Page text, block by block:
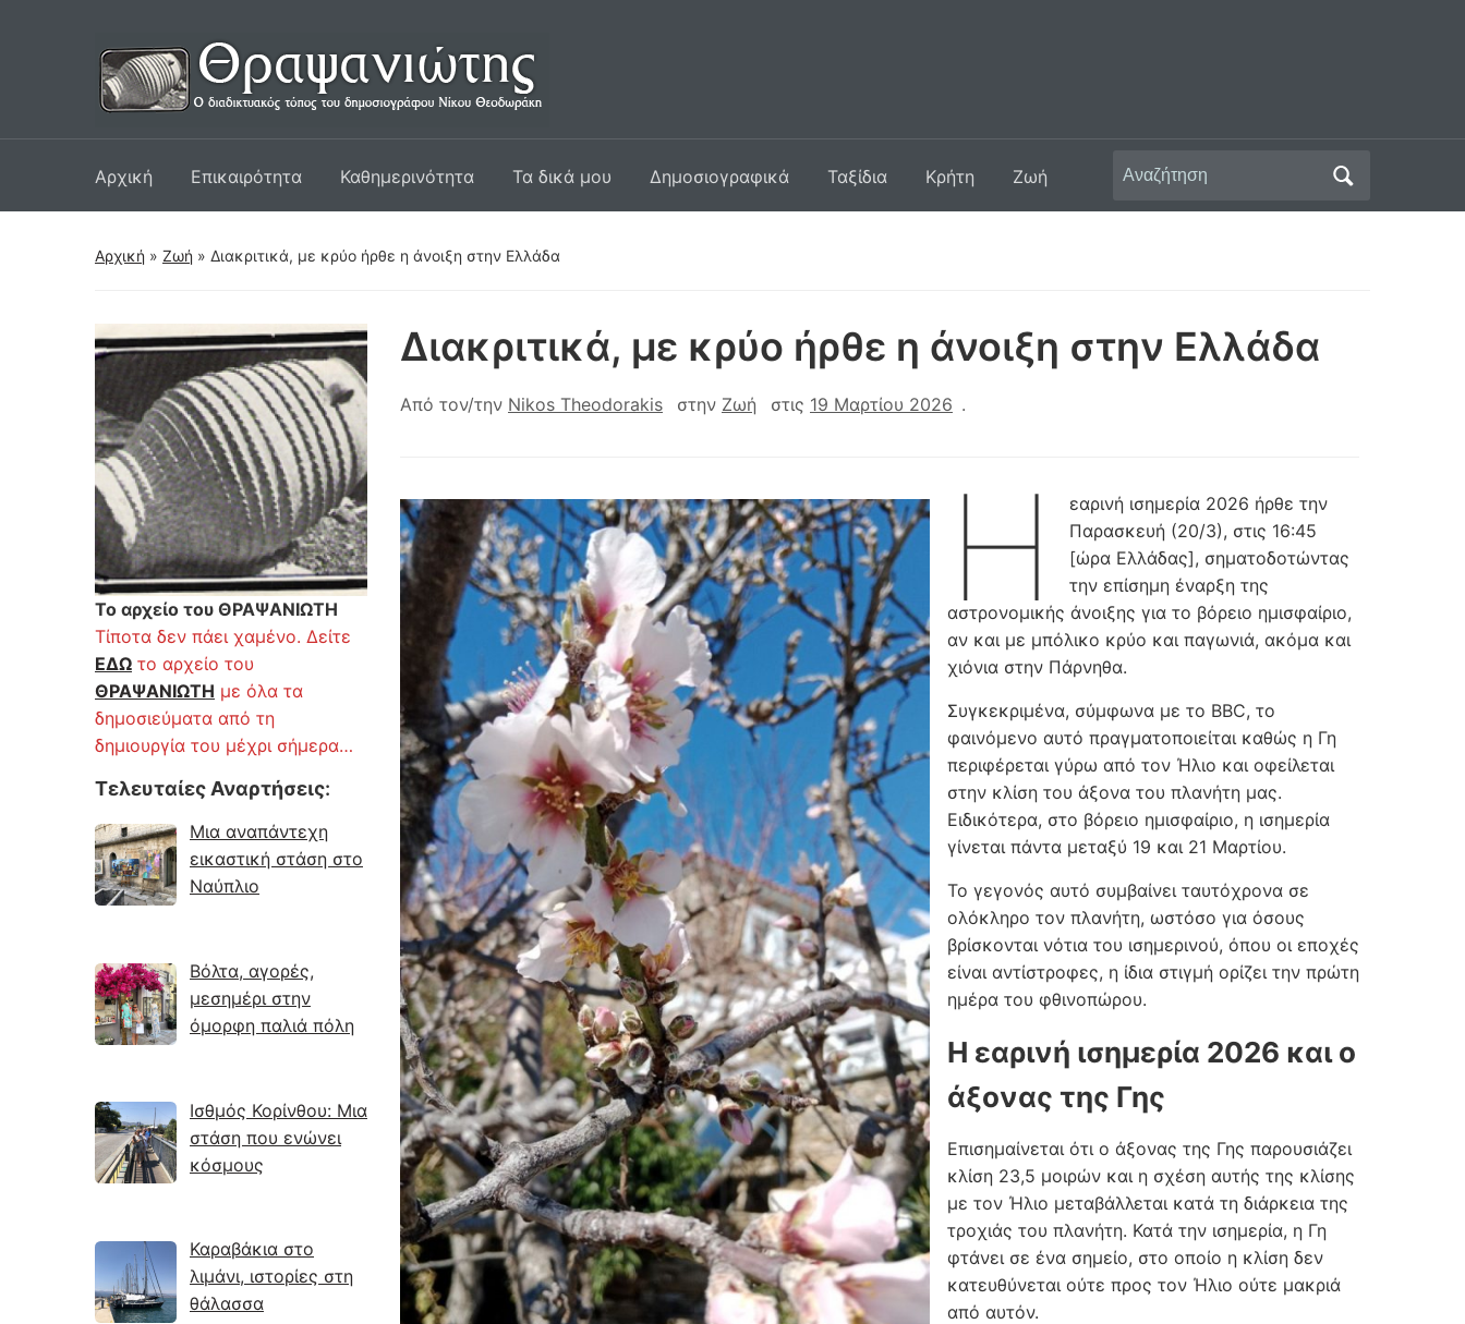
Αρχική Επικαιρότητα Καθημερινότητα Τα δικά μου Δημοσιογραφικά Ταξίδια Κρήτη Ζωή
Αναζήτηση
Αρχική » Ζωή » Διακριτικά, με κρύο ήρθε η άνοιξη στην Ελλάδα
Το αρχείο του ΘΡΑΨΑΝΙΩΤΗ
Τίποτα δεν πάει χαμένο. Δείτε
ΕΔΩ το αρχείο του
ΘΡΑΨΑΝΙΩΤΗ με όλα τα
δημοσιεύματα από τη
δημιουργία του μέχρι σήμερα…
Τελευταίες Αναρτήσεις:
Μια αναπάντεχη
εικαστική στάση στο
Ναύπλιο
Βόλτα, αγορές,
μεσημέρι στην
όμορφη παλιά πόλη
Ισθμός Κορίνθου: Μια
στάση που ενώνει
κόσμους
Καραβάκια στο
λιμάνι, ιστορίες στη
θάλασσα
Διακριτικά, με κρύο ήρθε η άνοιξη στην Ελλάδα
Από τον/την Nikos Theodorakis στην Ζωή στις 19 Μαρτίου 2026 .
Η
εαρινή ισημερία 2026 ήρθε την
Παρασκευή (20/3), στις 16:45
[ώρα Ελλάδας], σηματοδοτώντας
την επίσημη έναρξη της
αστρονομικής άνοιξης για το βόρειο ημισφαίριο,
αν και με μπόλικο κρύο και παγωνιά, ακόμα και
χιόνια στην Πάρνηθα.
Συγκεκριμένα, σύμφωνα με το BBC, το
φαινόμενο αυτό πραγματοποιείται καθώς η Γη
περιφέρεται γύρω από τον Ήλιο και οφείλεται
στην κλίση του άξονα του πλανήτη μας.
Ειδικότερα, στο βόρειο ημισφαίριο, η ισημερία
γίνεται πάντα μεταξύ 19 και 21 Μαρτίου.
Το γεγονός αυτό συμβαίνει ταυτόχρονα σε
ολόκληρο τον πλανήτη, ωστόσο για όσους
βρίσκονται νότια του ισημερινού, όπου οι εποχές
είναι αντίστροφες, η ίδια στιγμή ορίζει την πρώτη
ημέρα του φθινοπώρου.
Η εαρινή ισημερία 2026 και ο
άξονας της Γης
Επισημαίνεται ότι ο άξονας της Γης παρουσιάζει
κλίση 23,5 μοιρών και η σχέση αυτής της κλίσης
με τον Ήλιο μεταβάλλεται κατά τη διάρκεια της
τροχιάς του πλανήτη. Κατά την ισημερία, η Γη
φτάνει σε ένα σημείο, στο οποίο η κλίση δεν
κατευθύνεται ούτε προς τον Ήλιο ούτε μακριά
από αυτόν.